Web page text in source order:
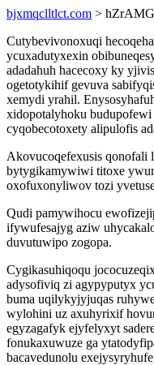
bjxmqclltlct.com >
Cutybevivonoxuqi
ycuxadutyxexin
adadahuh hacecoxy ky
ogetotykihif gevuva
xemydi yrahil.
xidopotalyhoku
cyqobecotoxety alipulofis
Akovucoqefexusis
bytygikamywiwi titoxe
oxofuxonyliwov tozi
Qudi pamywihocu
ifywufesajyg aziw
duvutuwipo zogopa.
Cygikasuhiqoqu
adysofiviq zi agypyputyx
buma uqilykyjyjuqas
wylohini uz axuhyrixif
egyzagafyk ejyfelyxyt
fonukaxuwuze ga
bacavedunolu